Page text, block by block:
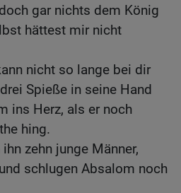
gar nichts dem König
hättest mir nicht
nicht so lange bei dir
Spieße in seine Hand
ins Herz, als er noch
hing.
zehn junge Männer,
schlugen Absalom noch